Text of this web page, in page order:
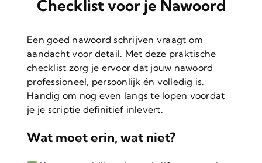
Checklist voor je Nawoord
Een goed nawoord schrijven vraagt om
aandacht voor detail. Met deze praktische
checklist zorg je ervoor dat jouw nawoord
professioneel, persoonlijk én volledig is.
Handig om nog even langs te lopen voordat
je je scriptie definitief inlevert.
Wat moet erin, wat niet?